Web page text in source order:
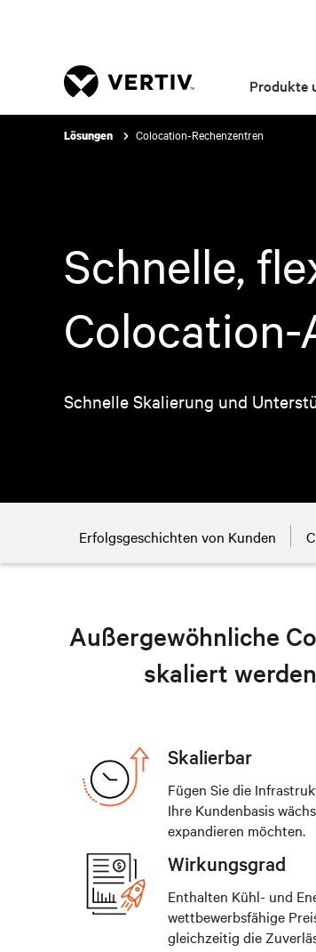
Produkte
Lösungen Colocation-Rechenzentren
Schnelle,
Schnelle Skalierung und
Erfolgsgeschichten von Kunden
Außergewöhnliche
skaliert
Skalierbar
Fügen Sie die
Ihre Kundenbasis
expandieren möchten.
Wirkungsgrad
Enthalten Kühl- und
wettbewerbsfähige
gleichzeitig die